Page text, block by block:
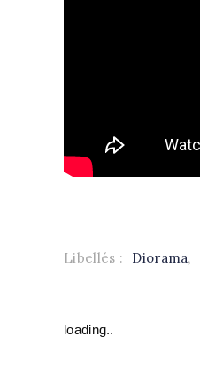
Libellés : Diorama,
loading..